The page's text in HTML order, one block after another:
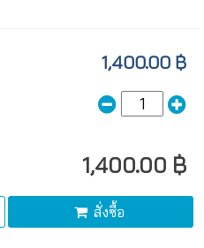
1,400.00 ฿
1,400.00 ฿
สั่งซื้อ